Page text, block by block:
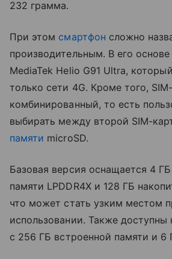
232 грамма.
При этом смартфон сложно
производительным. В его
MediaTek Helio G91 Ultra,
только сети 4G. Кроме того,
комбинированный, то есть
выбирать между второй SIM-
памяти microSD.
Базовая версия оснащается 4
памяти LPDDR4X и 128 ГБ
что может стать узким местом
использовании. Также доступны
с 256 ГБ встроенной памяти и 6